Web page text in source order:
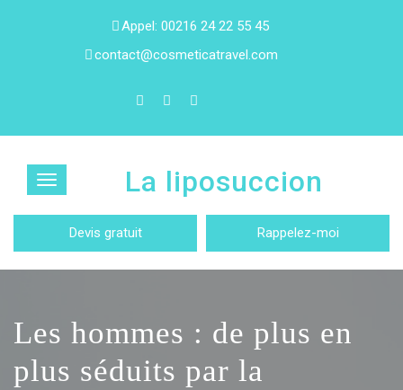
Appel: 00216 24 22 55 45
contact@cosmeticatravel.com
La liposuccion
Devis gratuit Rappelez-moi
Les hommes : de plus en
plus séduits par la